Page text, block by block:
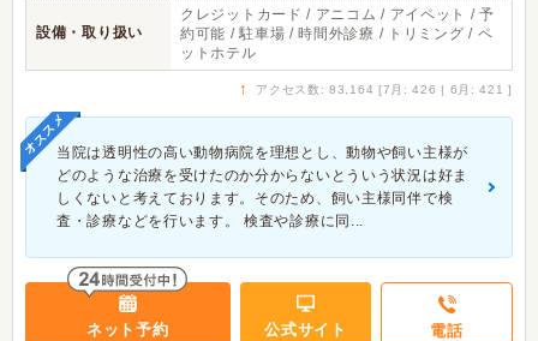
設備・取り扱い
クレジットカード / アニコム / アイペット / 予
約可能 / 駐車場 / 時間外診療 / トリミング / ペ
ットホテル
↑ アクセス数: 83,164 [7月: 426 | 6月: 421 ]
オススメ当院は透明性の高い動物病院を理想とし、動物や飼い主様が
どのような治療を受けたのか分からないとういう状況は好ま
しくないと考えております。そのため、飼い主様同伴で検
査・診療などを行います。 検査や診療に同...
ネット予約 公式サイト 電話